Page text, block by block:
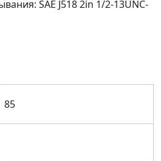
SAE J518 2in 1/2-13UNC-
85